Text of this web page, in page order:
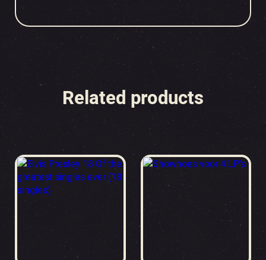
Related products